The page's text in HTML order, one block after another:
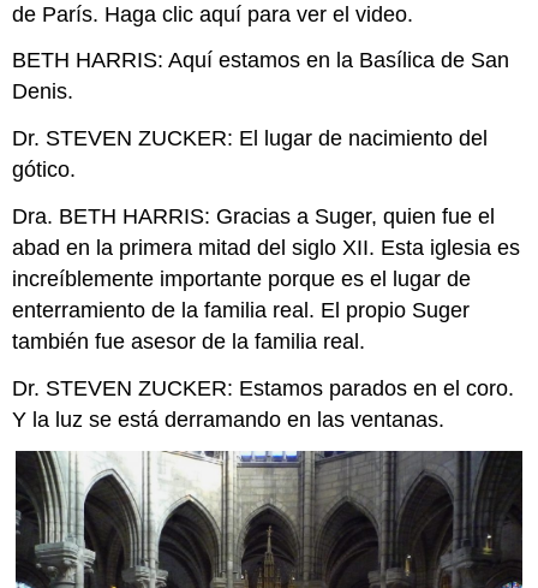
restaurados
Sainte-
(París):
conversación
Biblia
San
Luis
(Biblia
moralizada
o
Biblia
de
Castilla
Una
iluminación
manuscrita
Una
Biblia
de París. Haga clic aquí para ver el video.
BETH HARRIS: Aquí estamos en la Basílica de San
Denis.
Dr. STEVEN ZUCKER: El lugar de nacimiento del
gótico.
Dra. BETH HARRIS: Gracias a Suger, quien fue el
abad en la primera mitad del siglo XII. Esta iglesia es
increíblemente importante porque es el lugar de
enterramiento de la familia real. El propio Suger
también fue asesor de la familia real.
Dr. STEVEN ZUCKER: Estamos parados en el coro.
Y la luz se está derramando en las ventanas.